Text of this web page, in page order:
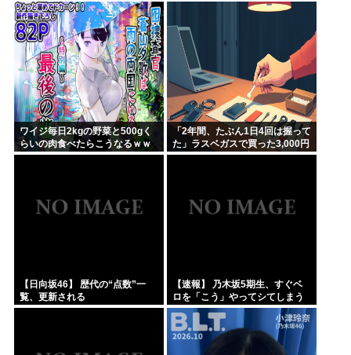
ちら
ワイジ毎日2kgの野菜と500gく
らいの肉食べたらこうなるｗｗ
ｗ
「2年間、たぶん1日4回は握って
た」ラスベガスで買った3,000円
のキーホルダーを調べたら
【日向坂46】 歴代の“点数”一
覧、更新される
【速報】 乃木坂5期生、すぐベ
ロを「こう」やってシてしまう
ｗｗｗｗｗｗ